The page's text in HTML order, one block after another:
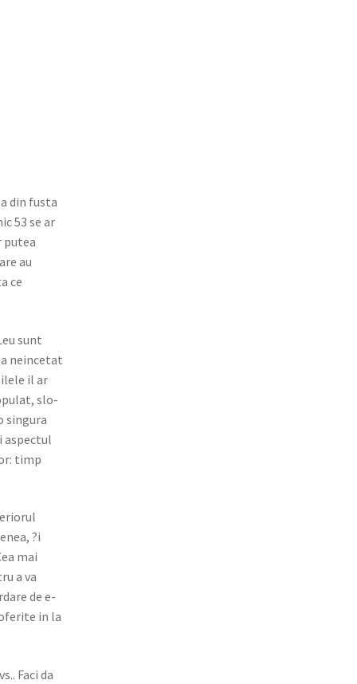
din fus­ta
53 se ar
putea
au
ce
sunt
neinc­etat
il ar
slo­
sin­gu­ra
aspec­tul
timp
?i
mai
a va
de e-
in la
Faci da